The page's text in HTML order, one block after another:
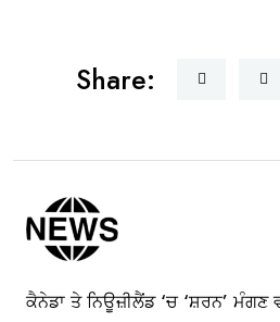
Share:
ਕੈਨੇਡਾ ਤੇ ਨਿਊਜ਼ੀਲੈਂਡ ‘ਚ ‘ਸ਼ਰਨ’